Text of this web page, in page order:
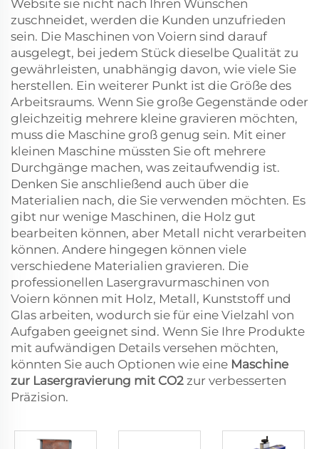
Website sie nicht nach Ihren Wünschen
zuschneidet, werden die Kunden unzufrieden
sein. Die Maschinen von Voiern sind darauf
ausgelegt, bei jedem Stück dieselbe Qualität zu
gewährleisten, unabhängig davon, wie viele Sie
herstellen. Ein weiterer Punkt ist die Größe des
Arbeitsraums. Wenn Sie große Gegenstände oder
gleichzeitig mehrere kleine gravieren möchten,
muss die Maschine groß genug sein. Mit einer
kleinen Maschine müssten Sie oft mehrere
Durchgänge machen, was zeitaufwendig ist.
Denken Sie anschließend auch über die
Materialien nach, die Sie verwenden möchten. Es
gibt nur wenige Maschinen, die Holz gut
bearbeiten können, aber Metall nicht verarbeiten
können. Andere hingegen können viele
verschiedene Materialien gravieren. Die
professionellen Lasergravurmaschinen von
Voiern können mit Holz, Metall, Kunststoff und
Glas arbeiten, wodurch sie für eine Vielzahl von
Aufgaben geeignet sind. Wenn Sie Ihre Produkte
mit aufwändigen Details versehen möchten,
könnten Sie auch Optionen wie eine Maschine
zur Lasergravierung mit CO2 zur verbesserten
Präzision.